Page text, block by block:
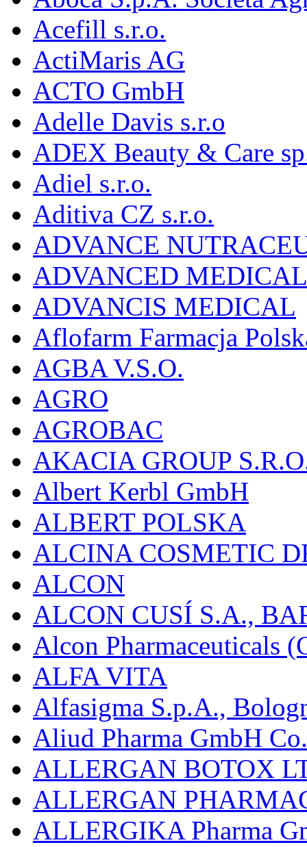
Acefill s.r.o.
ActiMaris AG
ACTO GmbH
Adelle Davis s.r.o
ADEX Beauty & Care
Adiel s.r.o.
Aditiva CZ s.r.o.
ADVANCE
ADVANCED
ADVANCIS MEDICAL
Aflofarm Farmacja
AGBA V.S.O.
AGRO
AGROBAC
AKACIA GROUP
Albert Kerbl GmbH
ALBERT POLSKA
ALCINA COSMETIC
ALCON
ALCON CUSÍ S.A.,
Alcon Pharmaceuticals
ALFA VITA
Alfasigma S.p.A.,
Aliud Pharma GmbH
ALLERGAN BOTOX
ALLERGAN
ALLERGIKA Pharma